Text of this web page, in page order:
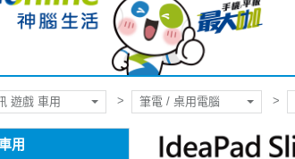
遊戲 車用 筆電 / 桌用電腦
用